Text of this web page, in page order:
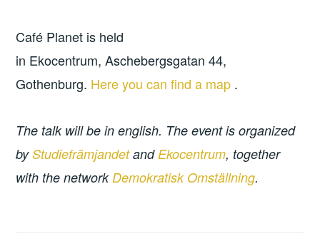
Café Planet is held
in Ekocentrum, Aschebergsgatan 44,
Gothenburg. Here you can find a map .
The talk will be in english. The event is organized
byStudiefrämjandetandEkocentrum, together
with the networkDemokratisk Omställning.